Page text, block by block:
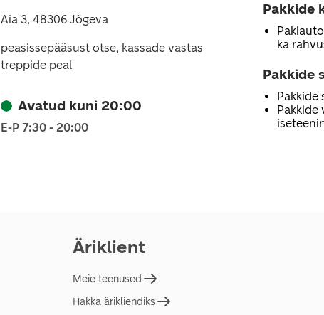
Aia 3, 48306 Jõgeva
peasissepääsust otse, kassade vastas
treppide peal
Avatud kuni 20:00
E-P 7:30 - 20:00
Pakkide
ka
Pakkide
Pakkide
Pakkide
Äriklient
Meie teenused
Hakka ärikliendiks